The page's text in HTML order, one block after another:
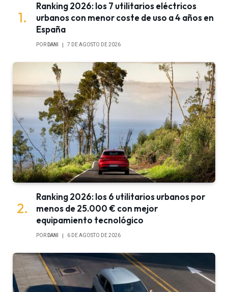
Ranking 2026: los 7 utilitarios eléctricos
urbanos con menor coste de uso a 4 años en
España
POR DANI 7 DE AGOSTO DE 2026
Ranking 2026: los 6 utilitarios urbanos por
menos de 25.000 € con mejor
equipamiento tecnológico
POR DANI 6 DE AGOSTO DE 2026